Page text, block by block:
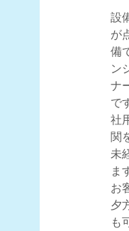
設
が
備
ン
ナ
で
社
関
未
ま
お
夕
も